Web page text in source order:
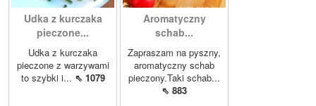
Udka z kurczaka
pieczone...
Udka z kurczaka
pieczone z warzywami
to szybki i... ⇖ 1079
Aromatyczny
schab...
Zapraszam na pyszny,
aromatyczny schab
pieczony.Taki schab...
⇖ 883